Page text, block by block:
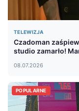
TELEWIZJA
Czadoman
studio zamarło!
08.07.2026
POPULARNE